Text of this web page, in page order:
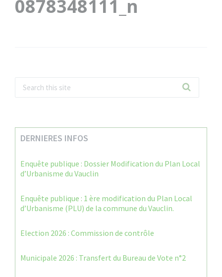
0878348111_n
DERNIERES INFOS
Enquête publique : Dossier Modification du Plan Local
d’Urbanisme du Vauclin
Enquête publique : 1 ère modification du Plan Local
d’Urbanisme (PLU) de la commune du Vauclin.
Election 2026 : Commission de contrôle
Municipale 2026 : Transfert du Bureau de Vote n°2